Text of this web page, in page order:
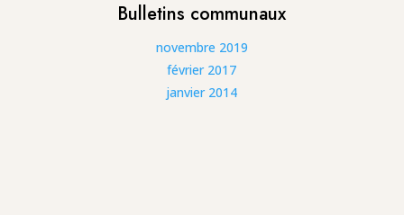
Bulletins communaux
novembre 2019
février 2017
janvier 2014